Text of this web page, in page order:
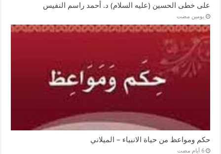
على خطى الحسين (عليه السلام) د. أحمد راسم النفيس
‏يومين مضت
حكم ومواعظ من حياة الانبياء – الميلاني
‏6 أيام مضت